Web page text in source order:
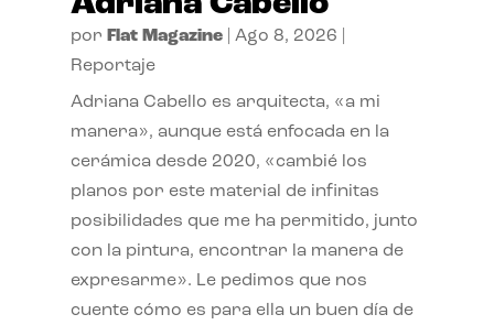
por Flat Magazine| Ago 8, 2026
Reportaje
Adriana Cabello es arquitecta, «a mi
manera», aunque está enfocada en la
cerámica desde 2020, «cambié los
planos por este material de infinitas
posibilidades que me ha permitido, junto
con la pintura, encontrar la manera de
expresarme». Le pedimos que nos
cuente cómo es para ella un buen día de